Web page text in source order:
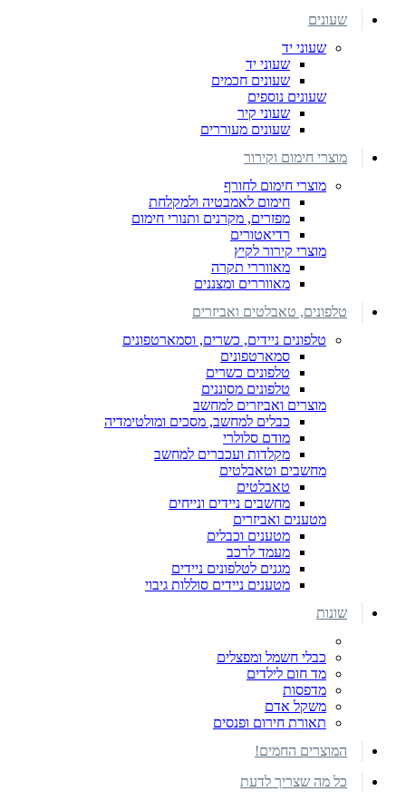
שעונים
שעוני יד
שעוני יד
שעונים חכמים
שעונים נוספים
שעוני קיר
שעונים מעוררים
מוצרי חימום וקירור
מוצרי חימום לחורף
חימום לאמבטיה ולמקלחת
מפזרים, מקרנים ותנורי חימום
רדיאטורים
מוצרי קירור לקיץ
מאווררי תקרה
מאווררים ומצננים
טלפונים, טאבלטים ואביזרים
טלפונים ניידים, כשרים, וסמארטפונים
סמארטפונים
טלפונים כשרים
טלפונים מסוננים
מוצרים ואביזרים למחשב
כבלים למחשב, מסכים ומולטימדיה
מודם סלולרי
מקלדות ועכברים למחשב
מחשבים וטאבלטים
טאבלטים
מחשבים ניידים ונייחים
מטענים ואביזרים
מטענים וכבלים
מעמד לרכב
מגנים לטלפונים ניידים
מטענים ניידים סוללות גיבוי
שונות
כבלי חשמל ומפצלים
מד חום לילדים
מדפסות
משקל אדם
תאורת חירום ופנסים
המוצרים החמים!
כל מה שצריך לדעת